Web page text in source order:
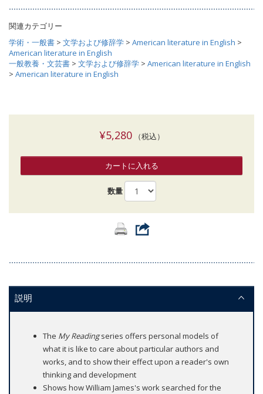
関連カテゴリー
学術・一般書 > 文学および修辞学 > American literature in English >
American literature in English
一般教養・文芸書 > 文学および修辞学 > American literature in English
> American literature in English
¥5,280（税込）
カートに入れる
数量
説明
The My Readingseries offers personal models of
what it is like to care about particular authors and
works, and to show their effect upon a reader's own
thinking and development
Shows how William James's work searched for the